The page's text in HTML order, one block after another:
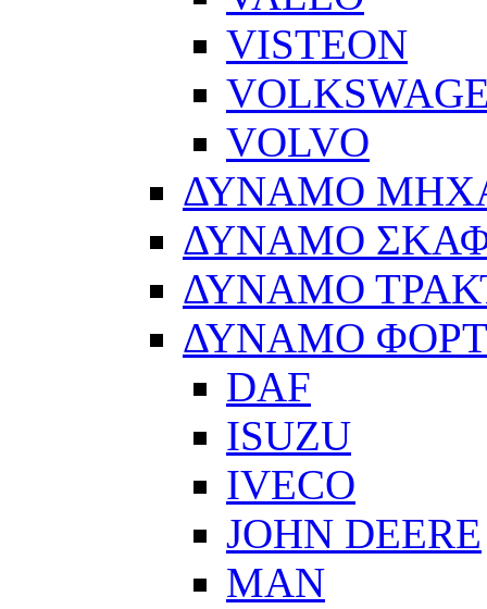
VISTEON
VOLVO
ΔΥΝΑΜΟ
ΔΥΝΑΜΟ
ΔΥΝΑΜΟ
ΔΥΝΑΜΟ
DAF
ISUZU
IVECO
JOHN DEERE
MAN